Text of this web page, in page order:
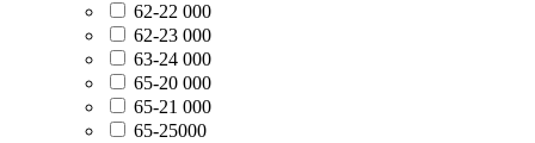
62-22 000
62-23 000
63-24 000
65-20 000
65-21 000
65-25000